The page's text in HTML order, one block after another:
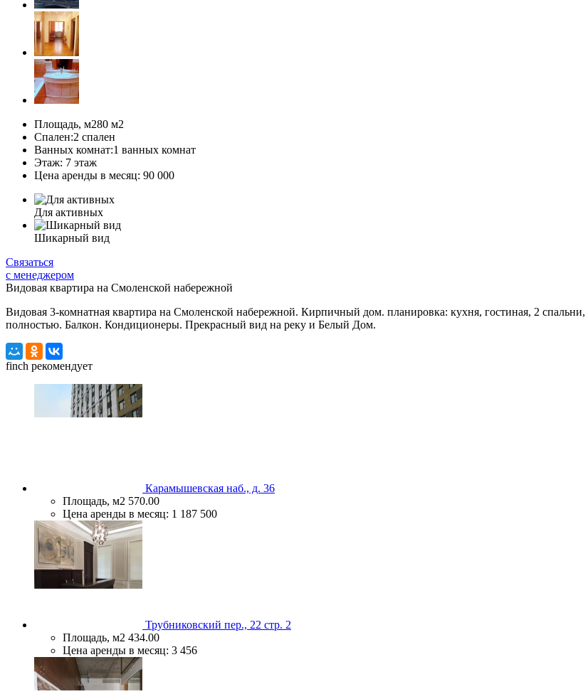
Площадь, м280 м2
Спален:2 спален
Ванных комнат:1 ванных комнат
Этаж: 7 этаж
Цена аренды в месяц: 90 000
Для активных
Шикарный вид
Связаться
с менеджером
Видовая квартира на Смоленской набережной
Видовая 3-комнатная квартира на Смоленской набережной. Кирпичный дом. планировка: кухня, гостиная, 2
полностью. Балкон. Кондиционеры. Прекрасный вид на реку и Белый Дом.
finch рекомендует
Карамышевская наб., д. 36
Площадь, м2 570.00
Цена аренды в месяц: 1 187 500
Трубниковский пер., 22 стр. 2
Площадь, м2 434.00
Цена аренды в месяц: 3 456